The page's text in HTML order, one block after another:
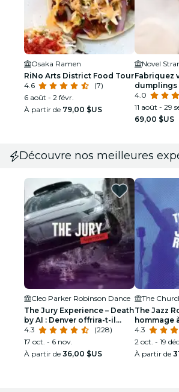
Osaka Ramen
RiNo Arts District Food Tour
4.6
(7)
6 août - 2 févr.
À partir de 79,00 $US
Fabriquez
dumplings
4.0
11 août - 29
69,00 $US
Découvre nos meilleures
Cleo Parker Robinson Dance
The Jury Experience – Death
by AI : Denver offrira-t-il
justice?
4.3
(228)
17 oct. - 6 nov.
À partir de 36,00 $US
The
The Jazz
hommage
Louis
4.3
2 oct. - 19
À partir de